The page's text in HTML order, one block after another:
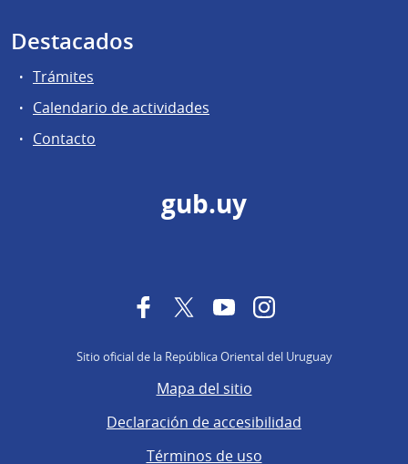
Destacados
Trámites
Calendario de actividades
Contacto
gub.uy
FacebookTwitterYouTubeInstagram
Sitio oficial de la República Oriental del Uruguay
Mapa del sitio
Declaración de accesibilidad
Términos de uso